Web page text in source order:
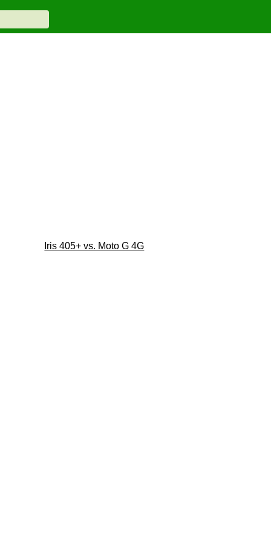
Iris 405+ vs. Moto G 4G